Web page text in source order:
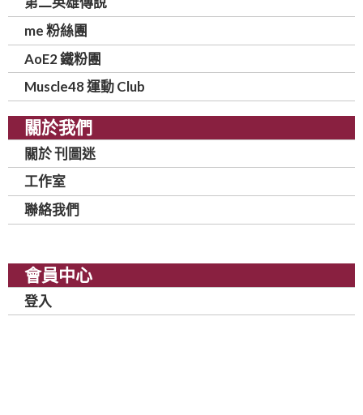
me 粉絲團
AoE2 鐵粉團
Muscle48 運動 Club
關於我們
關於 刊圖迷
工作室
聯絡我們
會員中心
登入